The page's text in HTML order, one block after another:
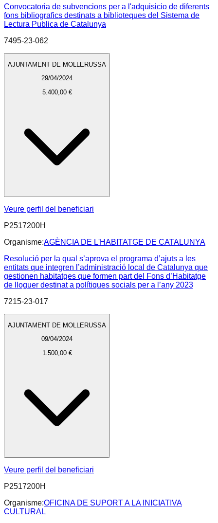
Convocatoria de subvencions per a l'adquisicio de diferents
fons bibliografics destinats a biblioteques del Sistema de
Lectura Publica de Catalunya
7495-23-062
AJUNTAMENT DE MOLLERUSSA
29/04/2024
5.400,00 €
Veure perfil del beneficiari
P2517200H
Organisme:AGÈNCIA DE L'HABITATGE DE CATALUNYA
Resolució per la qual s’aprova el programa d’ajuts a les
entitats que integren l’administració local de Catalunya que
gestionen habitatges que formen part del Fons d’Habitatge
de lloguer destinat a polítiques socials per a l’any 2023
7215-23-017
AJUNTAMENT DE MOLLERUSSA
09/04/2024
1.500,00 €
Veure perfil del beneficiari
P2517200H
Organisme:OFICINA DE SUPORT A LA INICIATIVA
CULTURAL